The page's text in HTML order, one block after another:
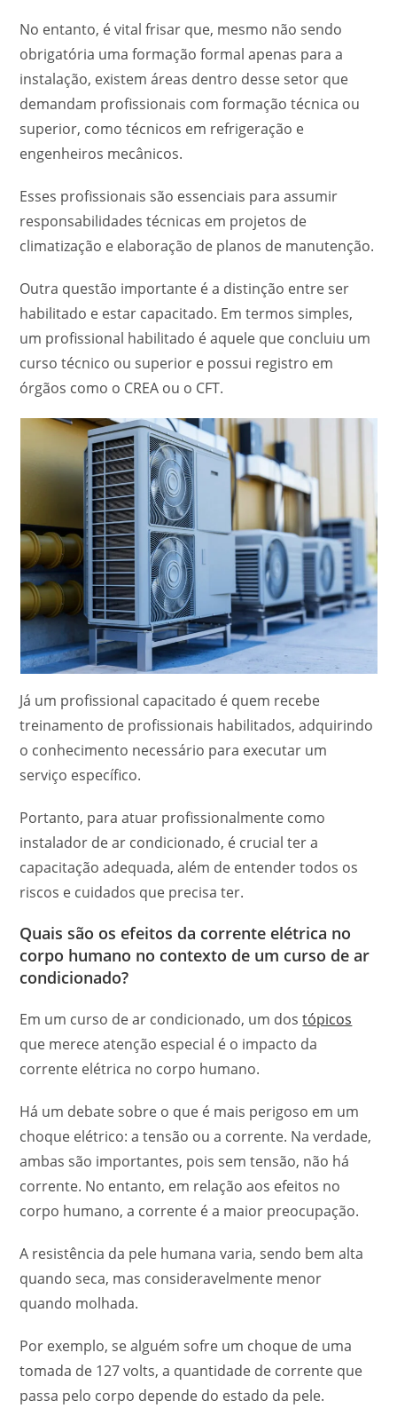
No entanto, é vital frisar que, mesmo não sendo
obrigatória uma formação formal apenas para a
instalação, existem áreas dentro desse setor que
demandam profissionais com formação técnica ou
superior, como técnicos em refrigeração e
engenheiros mecânicos.
Esses profissionais são essenciais para assumir
responsabilidades técnicas em projetos de
climatização e elaboração de planos de manutenção.
Outra questão importante é a distinção entre ser
habilitado e estar capacitado. Em termos simples,
um profissional habilitado é aquele que concluiu um
curso técnico ou superior e possui registro em
órgãos como o CREA ou o CFT.
Já um profissional capacitado é quem recebe
treinamento de profissionais habilitados, adquirindo
o conhecimento necessário para executar um
serviço específico.
Portanto, para atuar profissionalmente como
instalador de ar condicionado, é crucial ter a
capacitação adequada, além de entender todos os
riscos e cuidados que precisa ter.
Quais são os efeitos da corrente elétrica no
corpo humano no contexto de um curso de ar
condicionado?
Em um curso de ar condicionado, um dostópicos
que merece atenção especial é o impacto da
corrente elétrica no corpo humano.
Há um debate sobre o que é mais perigoso em um
choque elétrico: a tensão ou a corrente. Na verdade,
ambas são importantes, pois sem tensão, não há
corrente. No entanto, em relação aos efeitos no
corpo humano, a corrente é a maior preocupação.
A resistência da pele humana varia, sendo bem alta
quando seca, mas consideravelmente menor
quando molhada.
Por exemplo, se alguém sofre um choque de uma
tomada de 127 volts, a quantidade de corrente que
passa pelo corpo depende do estado da pele.